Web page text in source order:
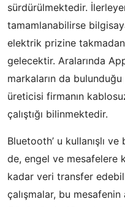
sürdürülmektedir.
tamamlanabilirse
elektrik prizine
gelecektir. Aralarında
markaların da
üreticisi firmanın
çalıştığı bilinmektedir.
Bluetooth’ u kullanışlı
de, engel ve mesafelere
kadar veri transfer
çalışmalar, bu mesafenin